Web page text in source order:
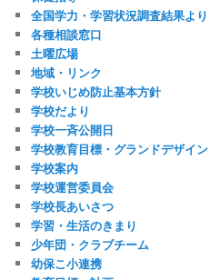
全国学力・学習状況調査結果より
各種相談窓口
土曜広場
地域・リンク
学校いじめ防止基本方針
学校だより
学校一斉公開日
学校教育目標・グランドデザイン
学校案内
学校運営委員会
学校長あいさつ
学習・生活のきまり
少年団・クラブチーム
幼保こ小連携